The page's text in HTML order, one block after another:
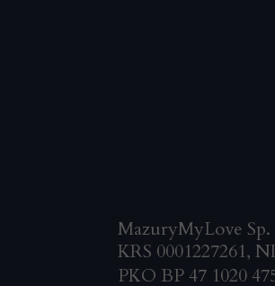
MazuryMyLove Sp.
KRS 0001227261,
PKO BP 47 1020